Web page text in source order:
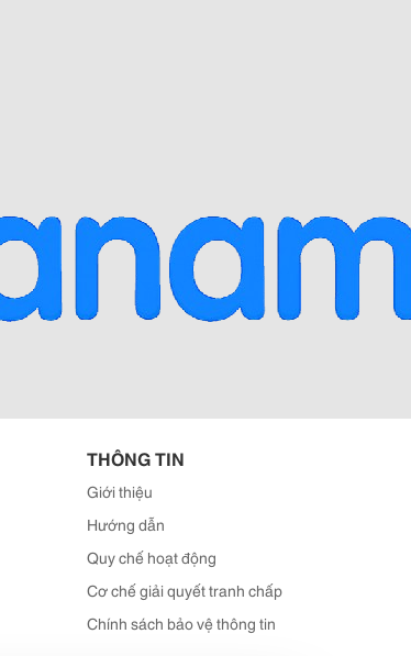
THÔNG TIN
Giới thiệu
Hướng dẫn
Quy chế hoạt động
Cơ chế giải quyết tranh chấp
Chính sách bảo vệ thông tin